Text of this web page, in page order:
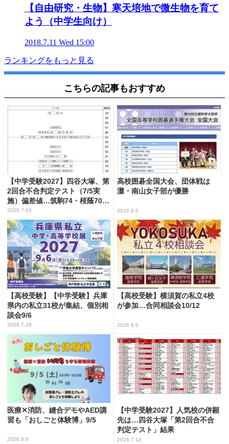
【自由研究・生物】寒天培地で微生物を育て
よう（中学生向け）
2018.7.11 Wed 15:00
ランキングをもっと見る
こちらの記事もおすすめ
【中学受験2027】四谷大塚、第
2回合不合判定テスト（7/5実
施）偏差値…筑駒74・桜蔭70＜
PR＞
2026.7.10
高校囲碁全国大会、団体戦は
灘・南山女子部が優勝
2026.8.5
【高校受験】【中学受験】兵庫
県内の私立31校が集結、個別相
談会9/6
2026.7.28
【高校受験】横須賀の私立4校
が参加…合同相談会10/12
2026.8.5
医療✕消防、縫合デモやAED講
習も「おしごと体験博」9/5
2026.8.6
【中学受験2027】人気校の併願
先は…四谷大塚「第2回合不合
判定テスト」結果
2026.7.16